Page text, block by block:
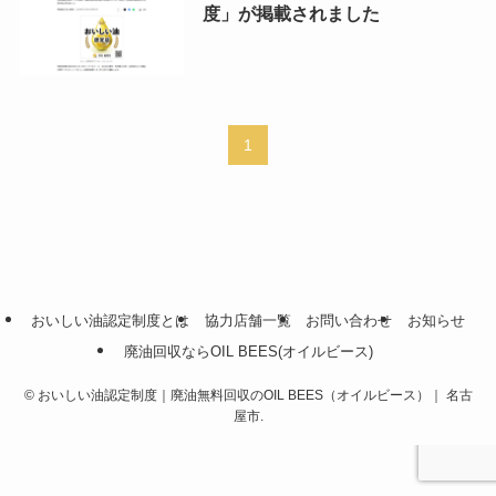
度」が掲載されました
1
おいしい油認定制度とは 協力店舗一覧 お問い合わせ
お知らせ
廃油回収ならOIL BEES(オイルビース)
©おいしい油認定制度｜廃油無料回収のOIL BEES（オイルビース）｜ 名古
屋市.